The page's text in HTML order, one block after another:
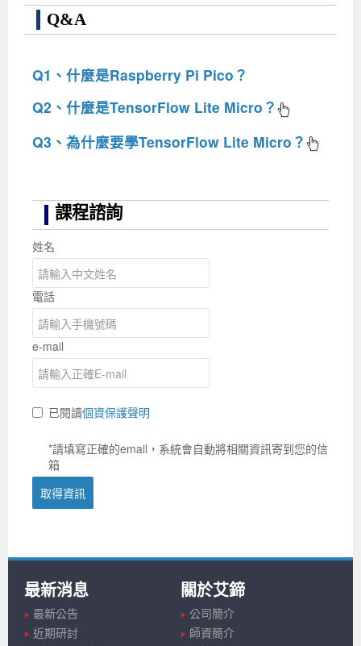
Q&A
Q1、什麼是Raspberry Pi Pico？
Raspberry Pi Pico 是 Raspberry Pi 基金會推出的低成本、低
功耗微控制器開發板。它搭載了基金會自行設計的 RP2040
雙核心處理器，具有 264KB RAM 和 2MB Flash 記憶體、靈
活的 I/O，並可使用 MicroPython 和 C/C++開發，快速入門
Q2、什麼是TensorFlow Lite Micro？
TensorFlow Lite Micro (TFLite Micro) 是一個專為微控制器
(MCU) 和其他資源受限裝置設計的機器學習推論引擎。它讓
上，實現「Edge AI」或 「TinyML」。這樣一來，這些小型
裝置也能擁有基本的智慧功能，例如：語音指令識別、簡單
的手勢辨識、物體分類等，而且無需連接網路，反應速度更
快、功耗更低。
Q3、為什麼要學TensorFlow Lite Micro？
的機器學習模型直接部署到記憶體與運算資源極
度受限的微控制器，不需連網就能執行AI推論，
提升反應速度、保護隱私，並有效降低功耗。掌
握這項技術，能讓你搭上Edge AI的浪潮，創造更
多創新應用！
課程諮詢
姓名
電話
e-mail
已閱讀個資保護聲明
*請填寫正確的email，系統會自動將相關資訊寄到您的信
箱
取得資訊
最新消息
最新公告
近期研討
關於艾鍗
公司簡介
師資簡介